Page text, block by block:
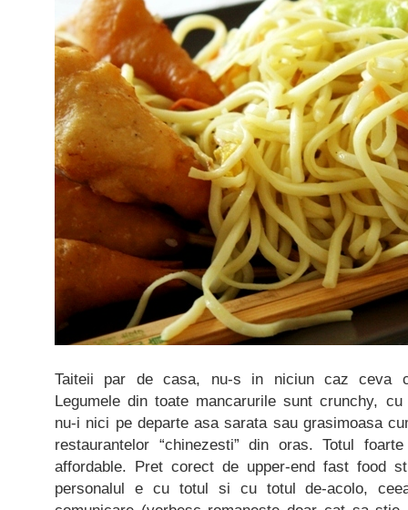
Taiteii par de casa, nu-s in niciun caz ceva
Legumele din toate mancarurile sunt crunchy,
nu-i nici pe departe asa sarata sau grasimoasa
restaurantelor “chinezesti” din oras. Totul
affordable. Pret corect de upper-end fast food
personalul e cu totul si cu totul de-acolo,